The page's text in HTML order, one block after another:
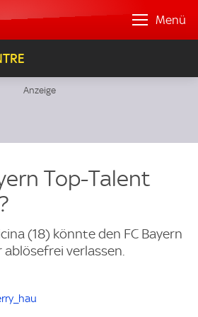
Menü
Top-Talent
(18) könnte den FC Bayern
verlassen.